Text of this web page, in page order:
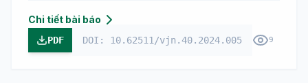
Chi tiết bài báo
PDF DOI: 10.62511/vjn.40.2024.005 9